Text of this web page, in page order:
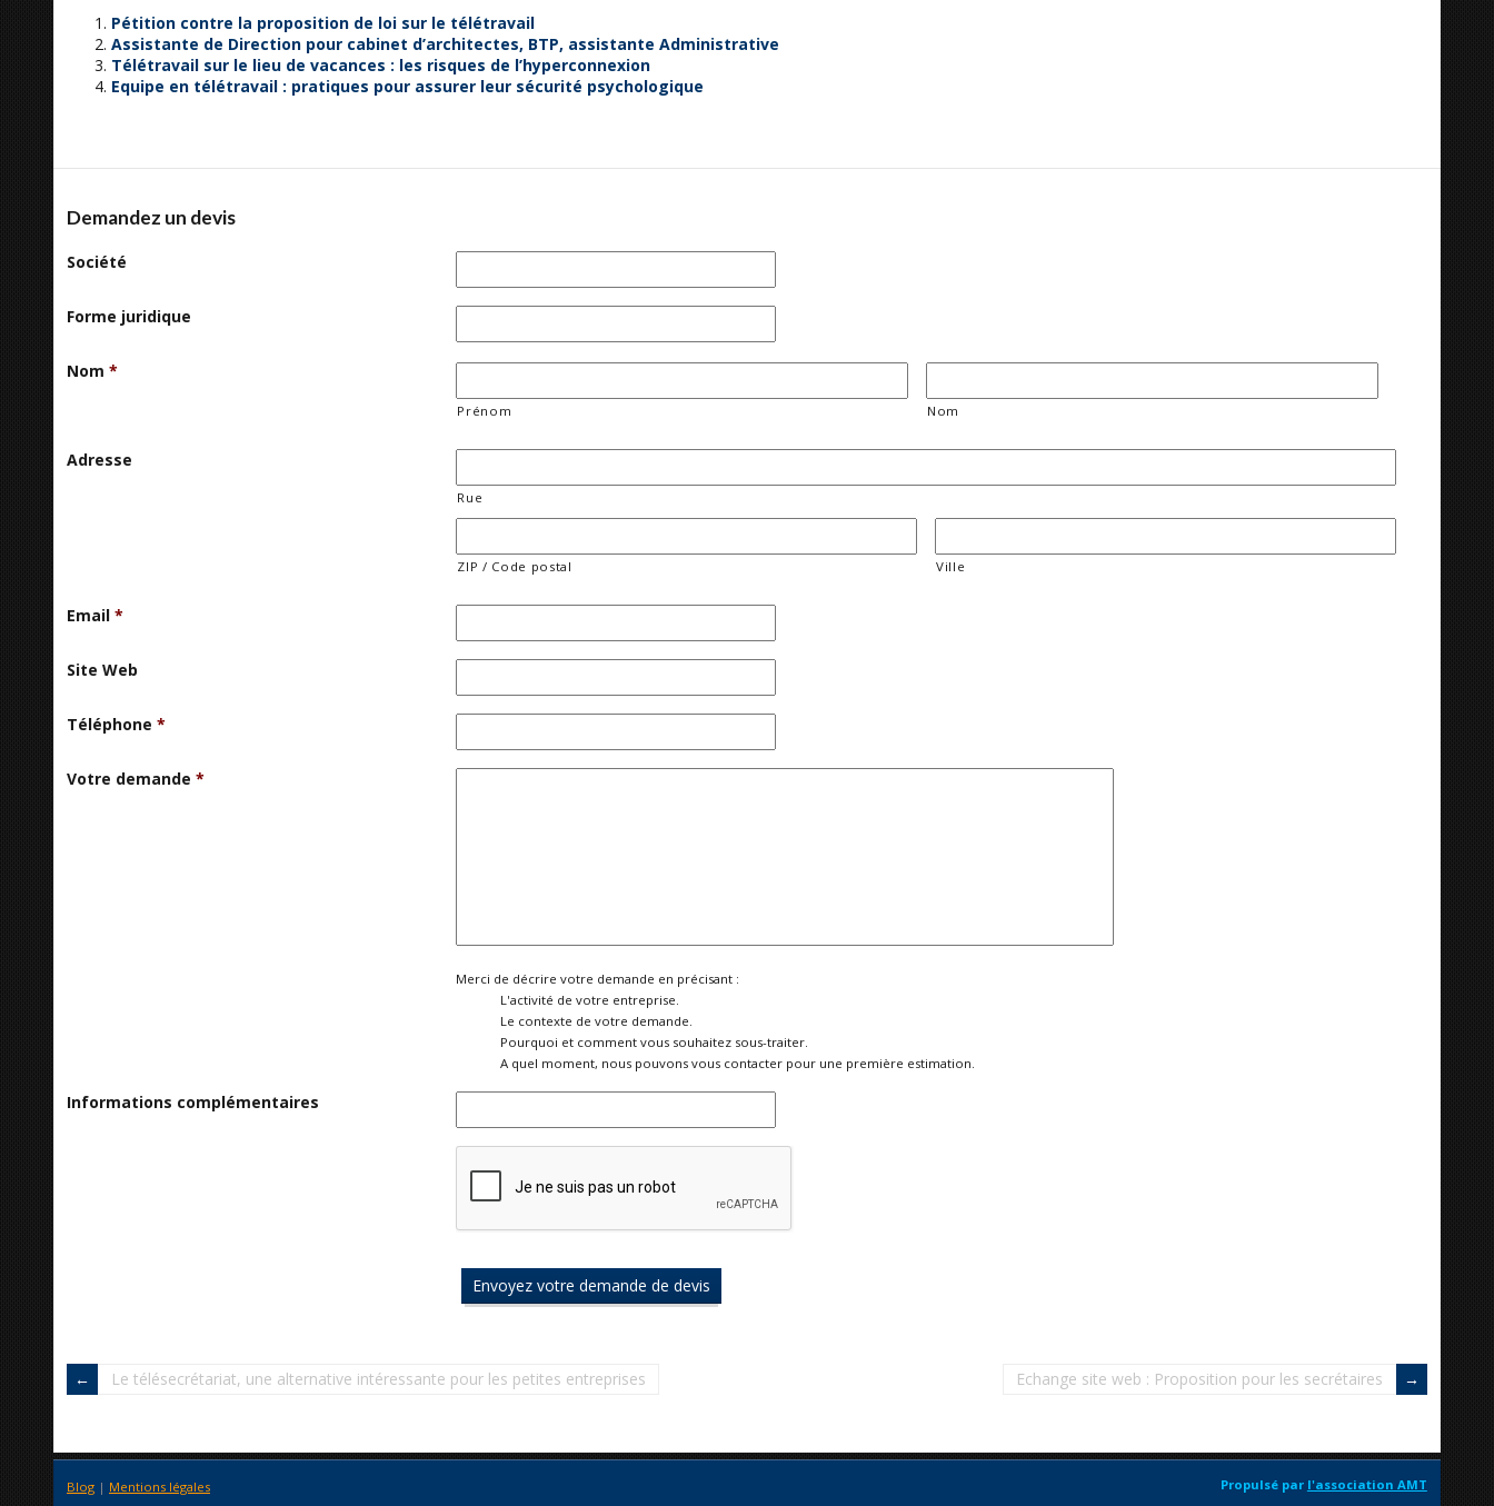
Pétition contre la proposition de loi sur le télétravail
Assistante de Direction pour cabinet d’architectes, BTP, assistante Administrative
Télétravail sur le lieu de vacances : les risques de l’hyperconnexion
Equipe en télétravail : pratiques pour assurer leur sécurité psychologique
Demandez un devis
Société
Forme juridique
Nom *
Prénom Nom
Adresse
Rue
ZIP / Code postal Ville
Email *
Site Web
Téléphone *
Votre demande *
Merci de décrire votre demande en précisant :
L'activité de votre entreprise.
Le contexte de votre demande.
Pourquoi et comment vous souhaitez sous-traiter.
A quel moment, nous pouvons vous contacter pour une première estimation.
Informations complémentaires
Le télésecrétariat, une alternative intéressante pour les petites entreprises Echange site web : Proposition pour les secrétaires
Blog | Mentions légales Propulsé par l'association AMT